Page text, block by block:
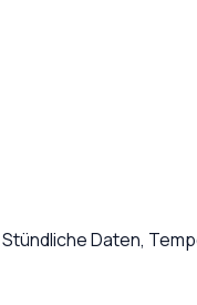
Stündliche Daten,